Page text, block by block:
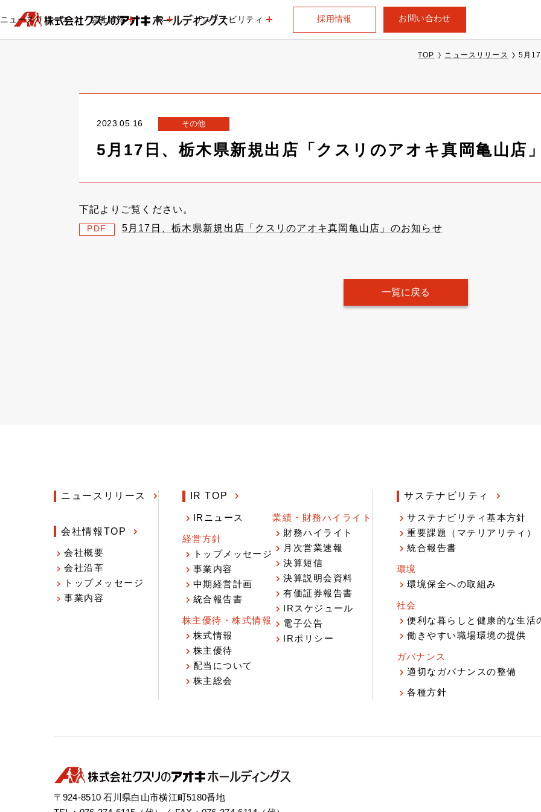
ニュースリリース 会社情報 IR サステナビリティ 採用情報 お問い合わせ
TOP ニュースリリース 5月
2023.05.16 その他
5月17日、栃木県新規出店「クスリのアオキ真岡亀山店
下記よりご覧ください。
PDF 5月17日、栃木県新規出店「クスリのアオキ真岡亀山店」のお知らせ
一覧に戻る
ニュースリリース
会社情報TOP
会社概要
会社沿革
トップメッセージ
事業内容
IR TOP
IRニュース
経営方針
トップメッセージ
事業内容
中期経営計画
統合報告書
株主優待・株式情報
株式情報
株主優待
配当について
株主総会
業績・財務ハイライト
財務ハイライト
月次営業速報
決算短信
決算説明会資料
有価証券報告書
IRスケジュール
電子公告
IRポリシー
サステナビリティ
サステナビリティ基本方針
重要課題（マテリアリティ）
統合報告書
環境
環境保全への取組み
社会
便利な暮らしと健康的な生活
働きやすい職場環境の提供
ガバナンス
適切なガバナンスの整備
各種方針
〒924-8510 石川県白山市横江町5180番地